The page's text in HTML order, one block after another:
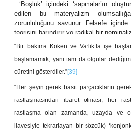
·
‘Boşluk’ içindeki ‘sapmalar’ın
edilen bu materyalizm
zorunluluğunu savunur. Felsefe
teorisini barındırır ve radikal bir
“Bir bakıma Köken ve Varlık’la işe
başlamamak, yani tam da olgular
cüretini gösterdiler.”[39]
“Her şeyin gerek basit parçacıkların
rastlaşmasından ibaret olması, her
rastlaşma olan zamanda, uzayda ve
ilavesiyle tekrarlayan bir sözcük)